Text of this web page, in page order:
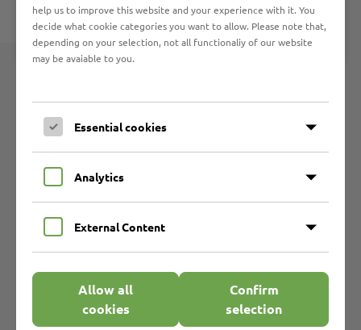
Aktenvernichtung
Buchbinderei
Copyshop
Elektromontage
Gartenpflege
Kerzenzieherei/Kerzengießerei
help us to improve this website and your experience with it. You
decide what cookie categories you want to allow. Please note that,
depending on your selection, not all functionaliy of our website
may be avaiable to you.
Essential cookies
Analytics
External Content
Allow all
cookies
Confirm
selection